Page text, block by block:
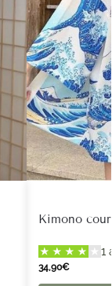
Kimono
1
34,90€